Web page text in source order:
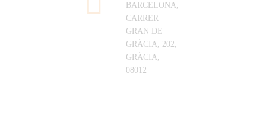
BARCELONA,
CARRER
GRAN DE
GRÀCIA, 202,
GRÀCIA,
08012